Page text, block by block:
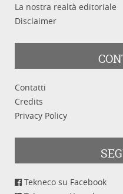
La nostra realtà editoriale
Disclaimer
Contatti
Credits
Privacy Policy
Tekneco su Facebook